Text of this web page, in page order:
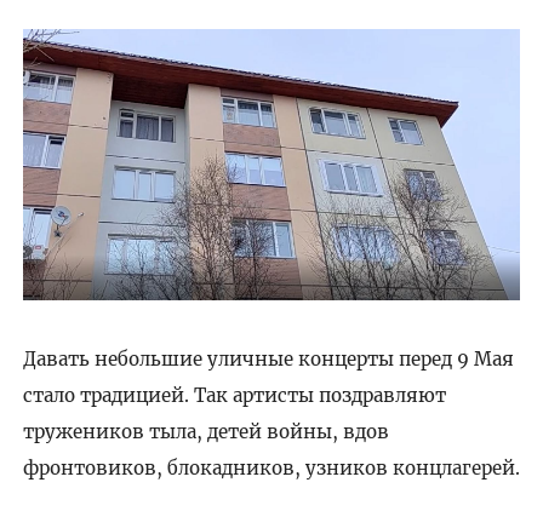
Давать небольшие уличные концерты перед 9 Мая
стало традицией. Так артисты поздравляют
тружеников тыла, детей войны, вдов
фронтовиков, блокадников, узников концлагерей.